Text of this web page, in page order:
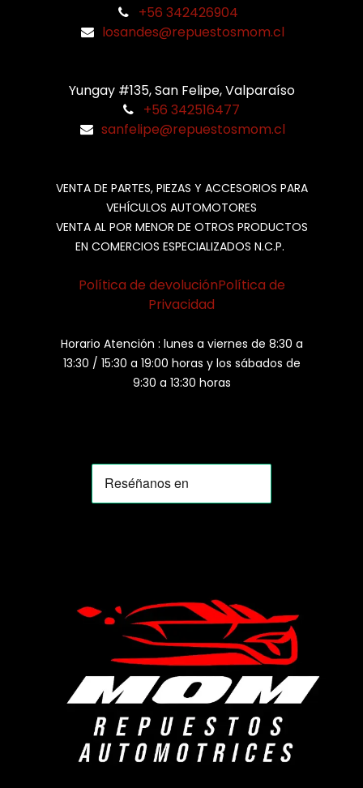
+56 342426904
losandes@repuestosmom.cl
Yungay #135, San Felipe, Valparaíso
+56 342516477
sanfelipe@repuestosmom.cl
VENTA DE PARTES, PIEZAS Y ACCESORIOS PARA
VEHÍCULOS AUTOMOTORES
VENTA AL POR MENOR DE OTROS PRODUCTOS
EN COMERCIOS ESPECIALIZADOS N.C.P.
Política de devoluciónPolítica de
Privacidad
Horario Atención : lunes a viernes de 8:30 a
13:30 / 15:30 a 19:00 horas y los sábados de
9:30 a 13:30 horas